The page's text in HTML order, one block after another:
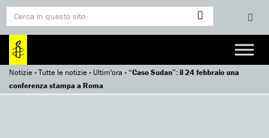
Notizie»Tutte le notizie» Ultim'ora »“Caso Sudan”: il 24 febbraio una
conferenza stampa a Roma